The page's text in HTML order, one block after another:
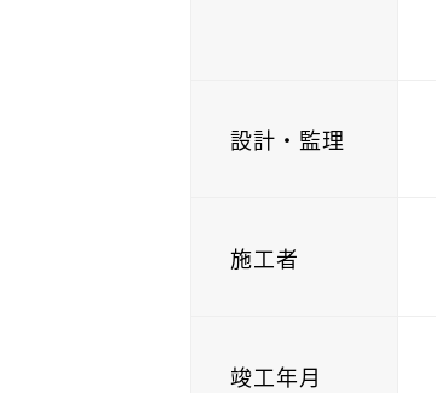
設計・監理
施工者
竣工年月